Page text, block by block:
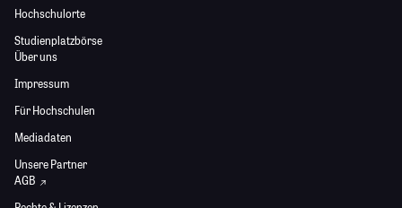
Hochschulorte
Studienplatzbörse
Über uns
Impressum
Für Hochschulen
Mediadaten
Unsere Partner
AGB